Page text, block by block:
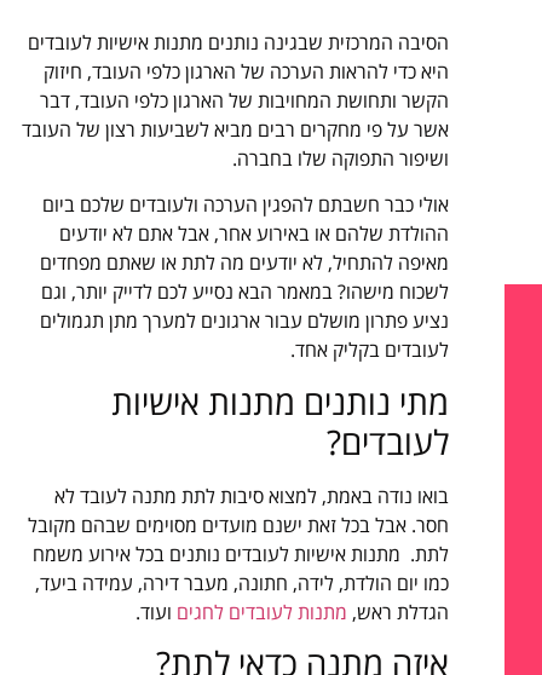
הסיבה המרכזית שבגינה נותנים מתנות אישיות לעובדים
היא כדי להראות הערכה של הארגון כלפי העובד, חיזוק
הקשר ותחושת המחויבות של הארגון כלפי העובד, דבר
אשר על פי מחקרים רבים מביא לשביעות רצון של העובד
ושיפור התפוקה שלו בחברה.
אולי כבר חשבתם להפגין הערכה ולעובדים שלכם ביום
ההולדת שלהם או באירוע אחר, אבל אתם לא יודעים
מאיפה להתחיל, לא יודעים מה לתת או שאתם מפחדים
לשכוח מישהו? במאמר הבא נסייע לכם לדייק יותר, וגם
נציע פתרון מושלם עבור ארגונים למערך מתן תגמולים
לעובדים בקליק אחד.
מתי נותנים מתנות אישיות
לעובדים?
בואו נודה באמת, למצוא סיבות לתת מתנה לעובד לא
חסר. אבל בכל זאת ישנם מועדים מסוימים שבהם מקובל
לתת. מתנות אישיות לעובדים נותנים בכל אירוע משמח
כמו יום הולדת, לידה, חתונה, מעבר דירה, עמידה ביעד,
הגדלת ראש, מתנות לעובדים לחגים ועוד.
איזה מתנה כדאי לתת?